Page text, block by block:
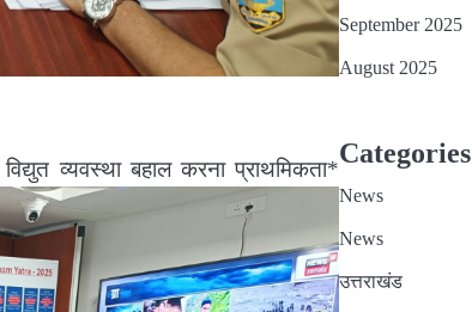
व्यवस्था बहाल करना प्राथमिकता*
September 2025
August 2025
Categories
News
News
उत्तराखंड